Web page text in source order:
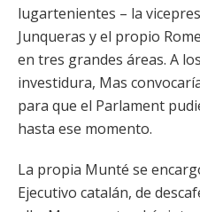
lugartenientes – la
Junqueras y el propio
en tres grandes áreas. A
investidura, Mas
para que el Parlament
hasta ese momento.
La propia Munté se
Ejecutivo catalán, de